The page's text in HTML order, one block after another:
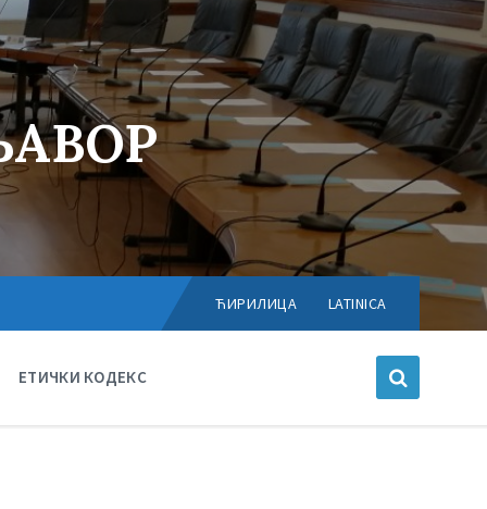
Choose
language:
ЋИРИЛИЦА LATINICA
ЕТИЧКИ КОДЕКС